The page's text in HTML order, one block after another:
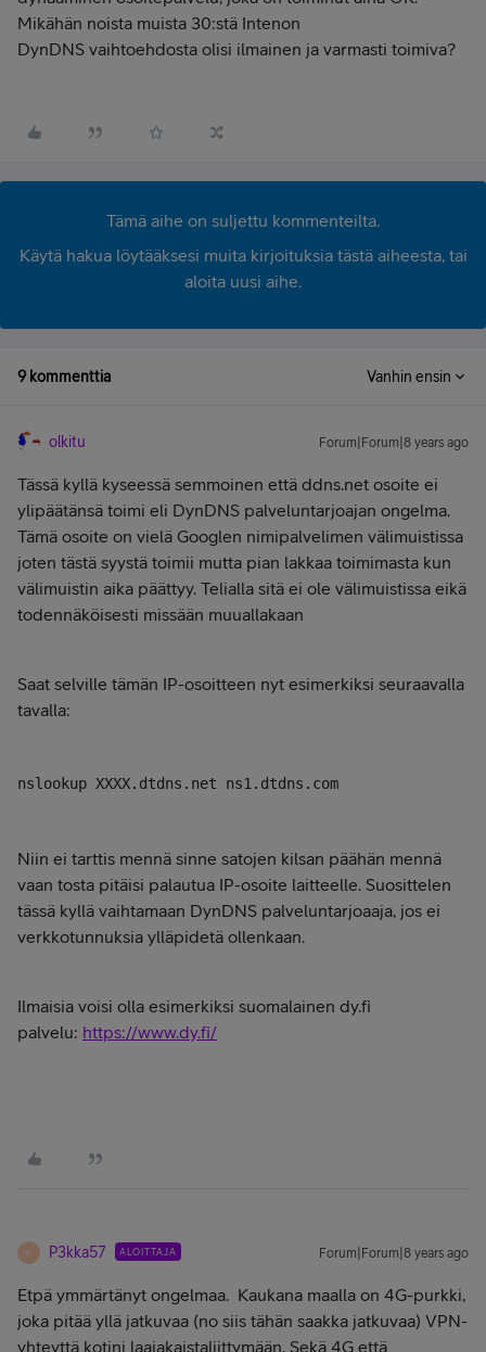
Mikähän noista muista 30:stä Intenon
DynDNS vaihtoehdosta olisi ilmainen ja varmasti toimiva?
Tämä aihe on suljettu kommenteilta.
Käytä hakua löytääksesi muita kirjoituksia tästä aiheesta, tai
aloita uusi aihe.
9 kommenttia Vanhin ensin
olkitu Forum|Forum|8 years ago
Tässä kyllä kyseessä semmoinen että ddns.net osoite ei
ylipäätänsä toimi eli DynDNS palveluntarjoajan ongelma.
Tämä osoite on vielä Googlen nimipalvelimen välimuistissa
joten tästä syystä toimii mutta pian lakkaa toimimasta kun
välimuistin aika päättyy. Telialla sitä ei ole välimuistissa eikä
todennäköisesti missään muuallakaan
Saat selville tämän IP-osoitteen nyt esimerkiksi seuraavalla
tavalla:
nslookup XXXX.dtdns.net ns1.dtdns.com
Niin ei tarttis mennä sinne satojen kilsan päähän mennä
vaan tosta pitäisi palautua IP-osoite laitteelle. Suosittelen
tässä kyllä vaihtamaan DynDNS palveluntarjoaaja, jos ei
verkkotunnuksia ylläpidetä ollenkaan.
Ilmaisia voisi olla esimerkiksi suomalainen dy.fi
palvelu: https://www.dy.fi/
P P3kka57 ALOITTAJA Forum|Forum|8 years ago
Etpä ymmärtänyt ongelmaa. Kaukana maalla on 4G-purkki,
joka pitää yllä jatkuvaa (no siis tähän saakka jatkuvaa) VPN-
yhteyttä kotini laajakaistaliittymään. Sekä 4G että